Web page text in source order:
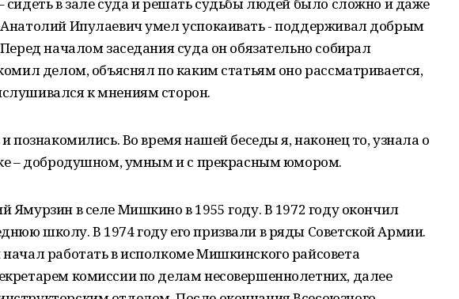
Ипулаевич умел успокаивать - поддерживал добрым
началом заседания суда он обязательно собирал
делом, объяснял по каким статьям оно рассматривается,
к мнениям сторон.
познакомились. Во время нашей беседы я, наконец то, узнала о
– добродушном, умным и с прекрасным юмором.
Ямурзин в селе Мишкино в 1955 году. В 1972 году окончил
школу. В 1974 году его призвали в ряды Советской Армии.
работать в исполкоме Мишкинского райсовета
комиссии по делам несовершеннолетних, далее